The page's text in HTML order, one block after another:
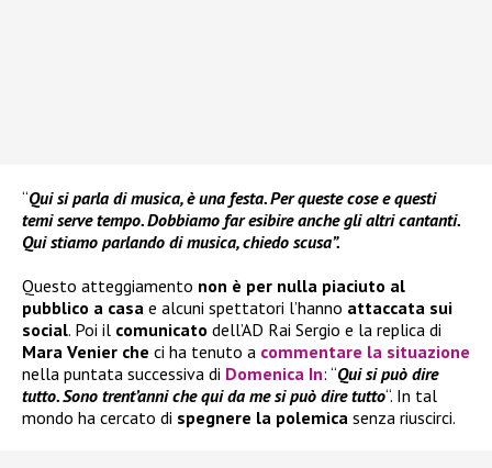
“Qui si parla di musica, è una festa. Per queste cose e questi
temi serve tempo. Dobbiamo far esibire anche gli altri cantanti.
Qui stiamo parlando di musica, chiedo scusa”.
Questo atteggiamento non è per nulla piaciuto al
pubblico a casa e alcuni spettatori l’hanno attaccata sui
social. Poi il comunicato dell’AD Rai Sergio e la replica di
Mara Venier che ci ha tenuto a commentare la situazione
nella puntata successiva di Domenica In: “Qui si può dire
tutto. Sono trent’anni che qui da me si può dire tutto“. In tal
mondo ha cercato di spegnere la polemica senza riuscirci.